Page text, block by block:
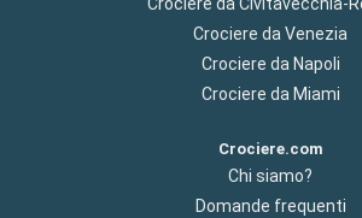
Crociere da Venezia
Crociere da Napoli
Crociere da Miami
Crociere.com
Chi siamo?
Domande frequenti